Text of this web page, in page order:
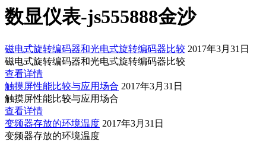
数显仪表-js555888金沙
磁电式旋转编码器和光电式旋转编码器比较 2017年3月31日
磁电式旋转编码器和光电式旋转编码器比较
查看详情
触摸屏性能比较与应用场合 2017年3月31日
触摸屏性能比较与应用场合
查看详情
变频器存放的环境温度 2017年3月31日
变频器存放的环境温度